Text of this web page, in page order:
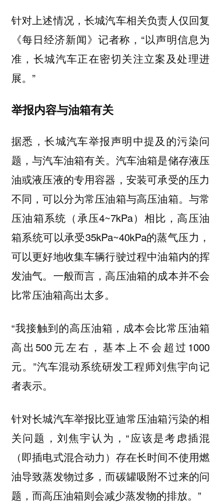
针对上述情况，长城汽车相关负责人仅回复
《每日经济新闻》记者称，“以声明信息为
准，长城汽车正在密切关注立案及处理进
展。”
举报内容与油箱有关
据悉，长城汽车举报声明中提及的污染问
题，与汽车油箱有关。汽车油箱是储存液压
油或液压液的专用容器，安装可承受的压力
不同，可以分为常压油箱与高压油箱。与常
压油箱系统（承压4~7kPa）相比，高压油
箱系统可以承受35kPa~40kPa的蒸气压力，
可以更好地收集车辆行驶过程中油箱内的挥
发油气。一般而言，高压油箱的成本并不会
比常压油箱高出太多。
“我接触到的高压油箱，成本会比常压油箱
高出500元左右，基本上不会超过1000
元。”汽车混动系统研发工程师刘焦宇向记
者表示。
针对长城汽车举报比亚迪常压油箱污染的相
关问题，刘焦宇认为，“应该是考虑插混
（即插电式混合动力）存在长时间不使用燃
油导致蒸发物过多，而碳罐吸附不过来的问
题，而高压油箱则会减少蒸发物的排放。”